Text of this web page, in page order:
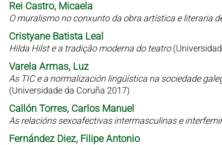
Rei Castro, Micaela
O muralismo no conxunto da obra artística e literaria
Cristyane Batista Leal
Hilda Hilst e a tradição moderna do teatro
Varela Armas, Luz
As TIC e a normalización lingüística na sociedade
(Universidade da Coruña 2017)
Callón Torres, Carlos Manuel
As relacións sexoafectivas intermasculinas e
Fernández Diez, Filipe Antonio